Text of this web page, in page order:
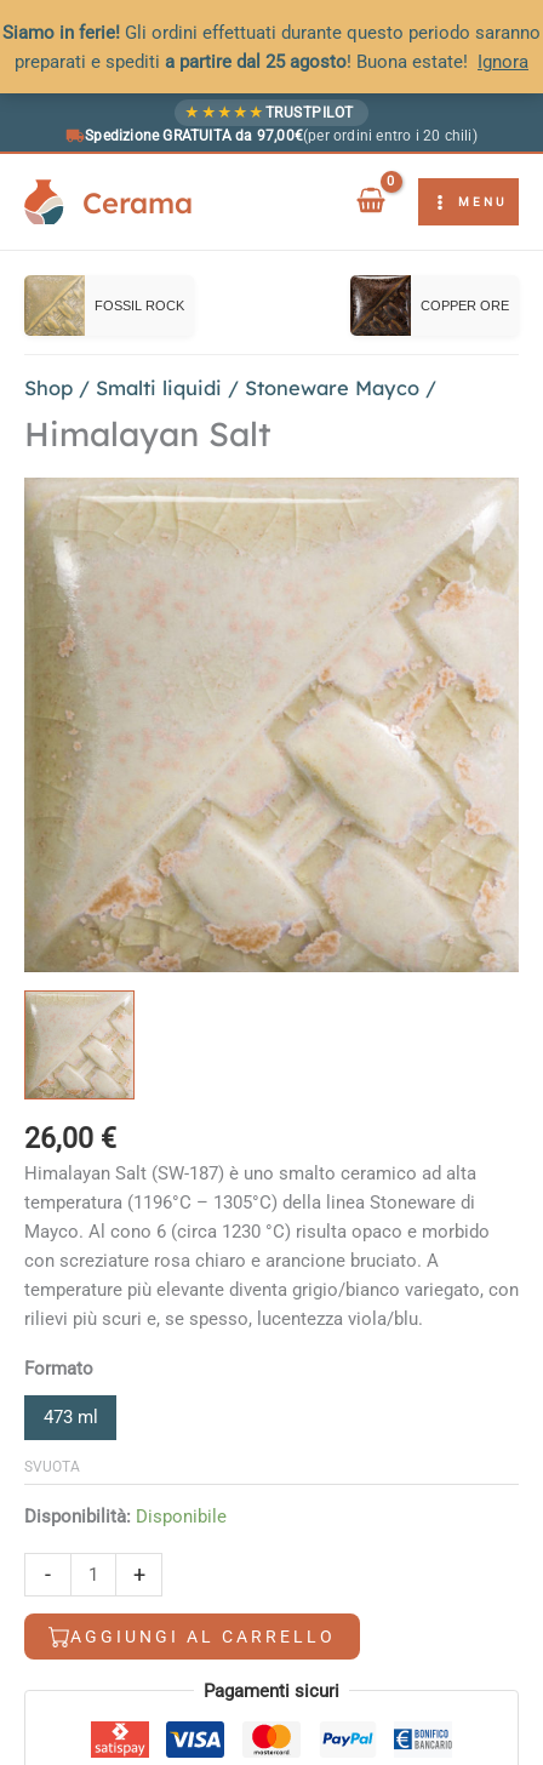
Siamo in ferie! Gli ordini effettuati durante questo periodo saranno
preparati e spediti a partire dal 25 agosto! Buona estate! Ignora
★ ★ ★ ★ ★ TRUSTPILOT
Spedizione GRATUITA da 97,00€(per ordini entro i 20 chili)
Cerama MENU
FOSSIL ROCK COPPER ORE
Shop / Smalti liquidi / Stoneware Mayco /
Himalayan Salt
26,00 €
Himalayan Salt (SW-187) è uno smalto ceramico ad alta
temperatura (1196°C – 1305°C) della linea Stoneware di
Mayco. Al cono 6 (circa 1230 °C) risulta opaco e morbido
con screziature rosa chiaro e arancione bruciato. A
temperature più elevante diventa grigio/bianco variegato, con
rilievi più scuri e, se spesso, lucentezza viola/blu.
Formato
473 ml
SVUOTA
Disponibilità: Disponibile
-
Himalayan
Salt
quantità
+
AGGIUNGI AL CARRELLO
Alternative: Pagamenti sicuri